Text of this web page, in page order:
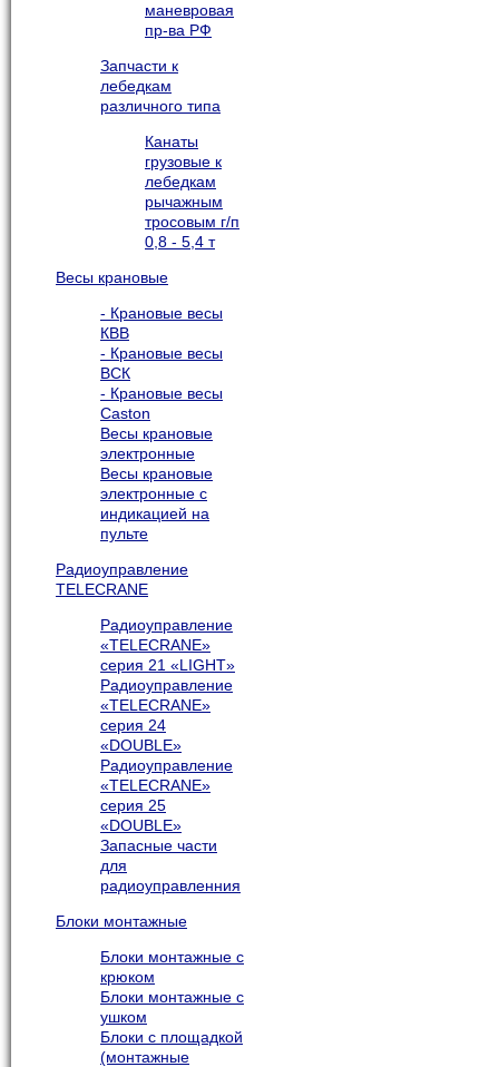
маневровая
пр-ва РФ
Запчасти к
лебедкам
различного типа
Канаты
грузовые к
лебедкам
рычажным
тросовым г/п
0,8 - 5,4 т
Весы крановые
- Крановые весы
КВВ
- Крановые весы
ВСК
- Крановые весы
Caston
Весы крановые
электронные
Весы крановые
электронные с
индикацией на
пульте
Радиоуправление
TELECRANE
Радиоуправление
«TELECRANE»
серия 21 «LIGHT»
Радиоуправление
«TELECRANE»
серия 24
«DOUBLE»
Радиоуправление
«TELECRANE»
серия 25
«DOUBLE»
Запасные части
для
радиоуправленния
Блоки монтажные
Блоки монтажные с
крюком
Блоки монтажные с
ушком
Блоки с площадкой
(монтажные